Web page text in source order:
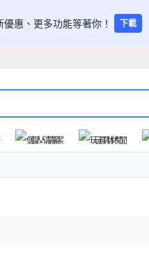
惠、更多功能等著你！ 下載
個人清潔 玩具休閒